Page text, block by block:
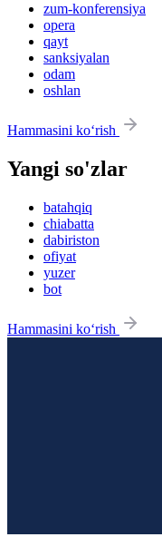
zum-konferensiya
opera
qayt
sanksiyalan
odam
oshlan
Hammasini ko‘rish
Yangi so'zlar
batahqiq
chiabatta
dabiriston
ofiyat
yuzer
bot
Hammasini ko‘rish